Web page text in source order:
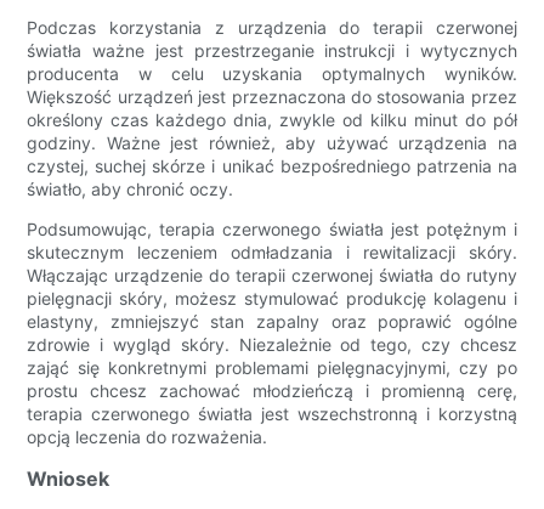
Podczas korzystania z urządzenia do terapii czerwonej
światła ważne jest przestrzeganie instrukcji i wytycznych
producenta w celu uzyskania optymalnych wyników.
Większość urządzeń jest przeznaczona do stosowania przez
określony czas każdego dnia, zwykle od kilku minut do pół
godziny. Ważne jest również, aby używać urządzenia na
czystej, suchej skórze i unikać bezpośredniego patrzenia na
światło, aby chronić oczy.
Podsumowując, terapia czerwonego światła jest potężnym i
skutecznym leczeniem odmładzania i rewitalizacji skóry.
Włączając urządzenie do terapii czerwonej światła do rutyny
pielęgnacji skóry, możesz stymulować produkcję kolagenu i
elastyny, zmniejszyć stan zapalny oraz poprawić ogólne
zdrowie i wygląd skóry. Niezależnie od tego, czy chcesz
zająć się konkretnymi problemami pielęgnacyjnymi, czy po
prostu chcesz zachować młodzieńczą i promienną cerę,
terapia czerwonego światła jest wszechstronną i korzystną
opcją leczenia do rozważenia.
Wniosek